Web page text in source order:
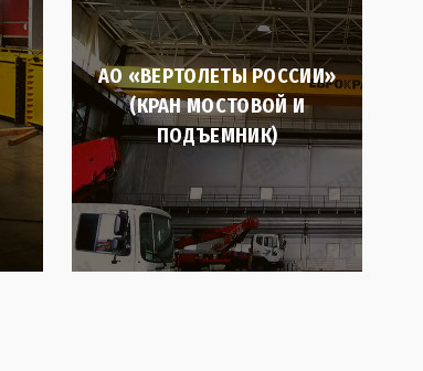
АО «ВЕРТОЛЕТЫ РОССИИ»
(КРАН МОСТОВОЙ И
ПОДЪЕМНИК)